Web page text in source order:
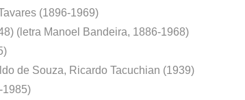
(1896-1969)
(letra Manoel Bandeira, 1886-1968)
de Souza, Ricardo Tacuchian (1939)
1985)